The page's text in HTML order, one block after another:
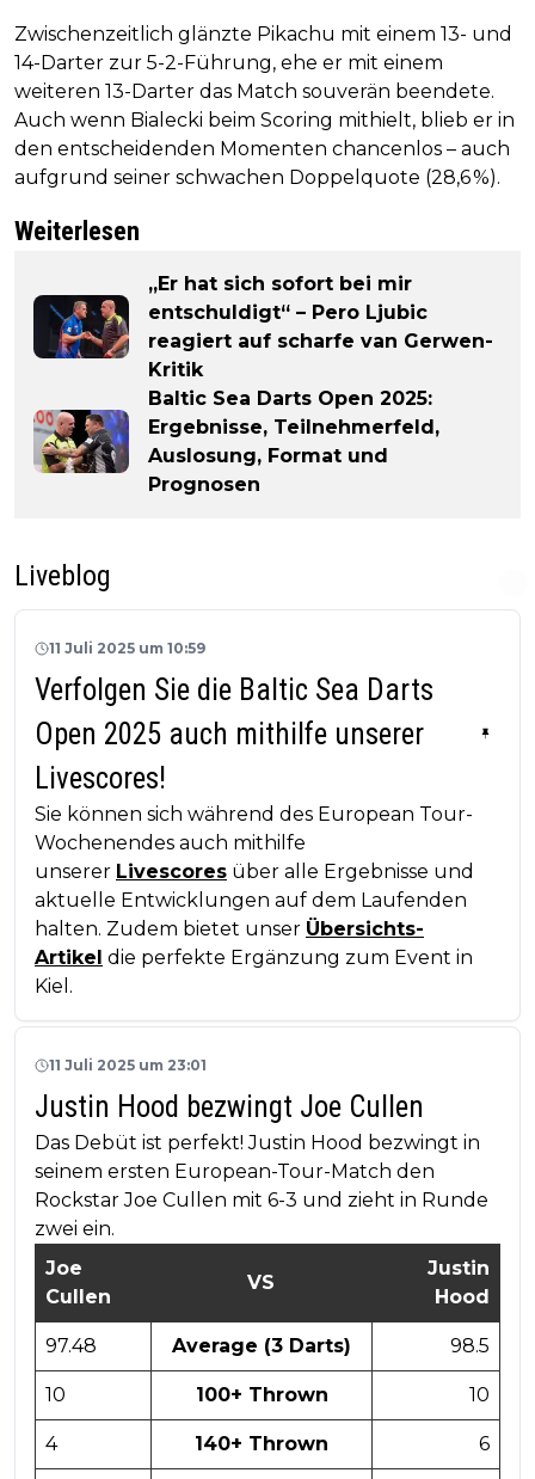
Zwischenzeitlich glänzte Pikachu mit einem 13- und
14-Darter zur 5-2-Führung, ehe er mit einem
weiteren 13-Darter das Match souverän beendete.
Auch wenn Bialecki beim Scoring mithielt, blieb er in
den entscheidenden Momenten chancenlos – auch
aufgrund seiner schwachen Doppelquote (28,6 %).
Weiterlesen
„Er hat sich sofort bei mir
entschuldigt“ – Pero Ljubic
reagiert auf scharfe van Gerwen-
Kritik
Baltic Sea Darts Open 2025:
Ergebnisse, Teilnehmerfeld,
Auslosung, Format und
Prognosen
Liveblog
11 Juli 2025 um 10:59
Verfolgen Sie die Baltic Sea Darts
Open 2025 auch mithilfe unserer
Livescores!
Sie können sich während des European Tour-
Wochenendes auch mithilfe
unserer Livescores über alle Ergebnisse und
aktuelle Entwicklungen auf dem Laufenden
halten. Zudem bietet unser Übersichts-
Artikel die perfekte Ergänzung zum Event in
Kiel.
11 Juli 2025 um 23:01
Justin Hood bezwingt Joe Cullen
Das Debüt ist perfekt! Justin Hood bezwingt in
seinem ersten European-Tour-Match den
Rockstar Joe Cullen mit 6-3 und zieht in Runde
zwei ein.
Joe
Cullen
VS
Justin
Hood
97.48 Average (3 Darts) 98.5
10 100+ Thrown 10
4 140+ Thrown 6